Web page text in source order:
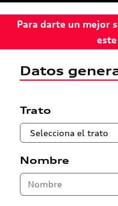
Para darte un mejor
Datos
Trato
Nombre